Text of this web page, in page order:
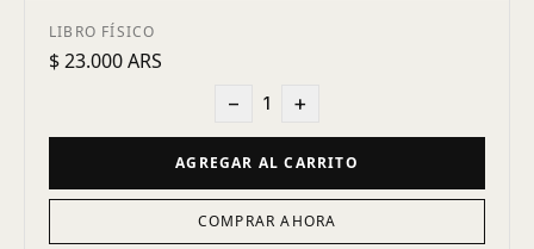
LIBRO FÍSICO
$ 23.000 ARS
− 1 +
AGREGAR AL CARRITO
COMPRAR AHORA